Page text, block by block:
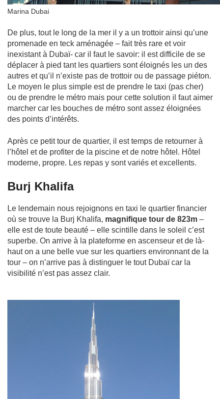
Marina Dubai
De plus, tout le long de la mer il y a un trottoir ainsi qu’une
promenade en teck aménagée – fait très rare et voir
inexistant à Dubaï- car il faut le savoir: il est difficile de se
déplacer à pied tant les quartiers sont éloignés les un des
autres et qu’il n’existe pas de trottoir ou de passage piéton.
Le moyen le plus simple est de prendre le taxi (pas cher)
ou de prendre le métro mais pour cette solution il faut aimer
marcher car les bouches de métro sont assez éloignées
des points d’intérêts.
Après ce petit tour de quartier, il est temps de retourner à
l’hôtel et de profiter de la piscine et de notre hôtel. Hôtel
moderne, propre. Les repas y sont variés et excellents.
Burj Khalifa
Le lendemain nous rejoignons en taxi le quartier financier
où se trouve la Burj Khalifa, magnifique tour de 823m –
elle est de toute beauté – elle scintille dans le soleil c’est
superbe. On arrive à la plateforme en ascenseur et de là-
haut on a une belle vue sur les quartiers environnant de la
tour – on n’arrive pas à distinguer le tout Dubaï car la
visibilité n’est pas assez clair.